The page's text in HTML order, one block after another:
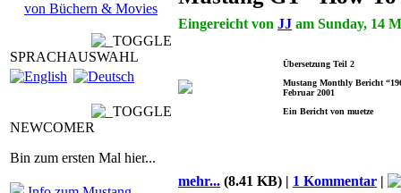
von Büchern & Movies
SPRACHAUSWAHL
NEWCOMER
Bin zum ersten Mal hier...
Eingereicht von JJ am Sunday, 14
Übersetzung Teil 2
Mustang Monthly Bericht
Februar 2001
Ein Bericht von muetze
mehr... (8.41 KB) | 1 Kommentar |